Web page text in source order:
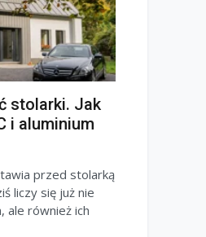
stolarki. Jak
i aluminium
przed stolarką
liczy się już nie
ale również ich